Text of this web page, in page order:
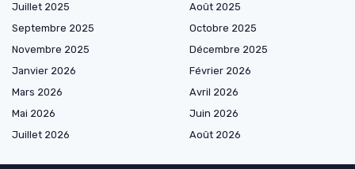
Juillet 2025
Août 2025
Septembre 2025
Octobre 2025
Novembre 2025
Décembre 2025
Janvier 2026
Février 2026
Mars 2026
Avril 2026
Mai 2026
Juin 2026
Juillet 2026
Août 2026